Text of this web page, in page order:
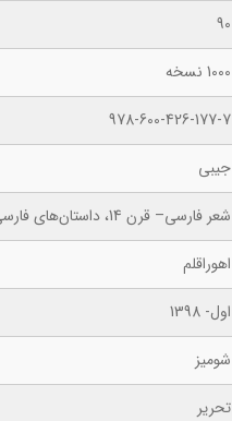
90
1000 نسخه
978-600-426-177-7
جیبی
شعر فارسی– قرن 14، داستان‌های فارسی — قرن 14
اهوراقلم
اول- 1398
شومیز
تحریر